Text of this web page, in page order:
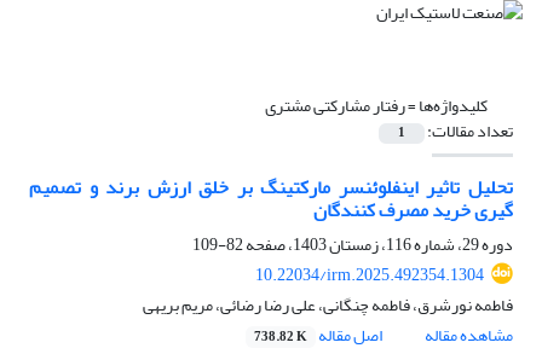
کلیدواژه‌ها =رفتار مشارکتی مشتری
تعداد مقالات: 1
تحلیل تاثیر اینفلوئنسر مارکتینگ بر خلق ارزش برند و تصمیم
گیری خرید مصرف کنندگان
دوره 29، شماره 116، زمستان 1403، صفحه
82-109
10.22034/irm.2025.492354.1304
فاطمه نورشرق، فاطمه چنگانی، علی رضا رضائی، مریم بریهی
مشاهده مقاله
اصل مقاله 738.82 K